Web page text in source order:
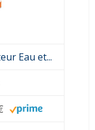
Eau et...